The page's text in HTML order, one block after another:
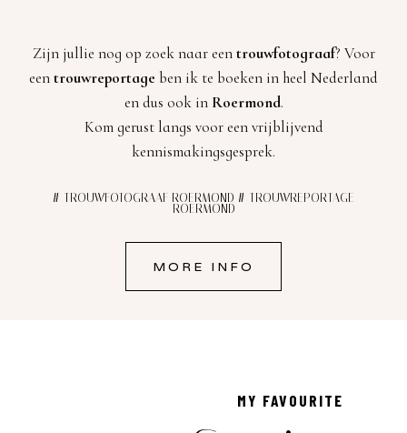
Zijn jullie nog op zoek naar eentrouwfotograaf? Voor
eentrouwreportage ben ik te boeken in heel Nederland
en dus ook inRoermond.
Kom gerust langs voor een vrijblijvend
kennismakingsgesprek.
# TROUWFOTOGRAAF ROERMOND # TROUWREPORTAGE
ROERMOND
MORE INFO
MY FAVOURITE